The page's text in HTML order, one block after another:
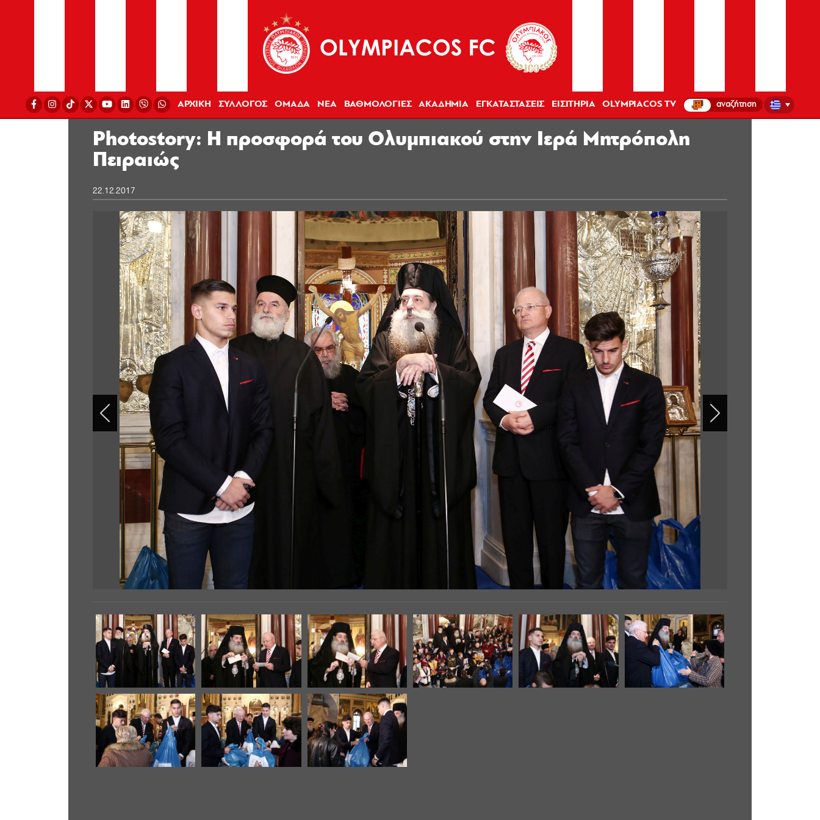
ΑΡΧΙΚΗ ΣΥΛΛΟΓΟΣ ΟΜΑΔΑ ΝΕΑ ΒΑΘΜΟΛΟΓΙΕΣ ΑΚΑΔΗΜΙΑ ΕΓΚΑΤΑΣΤΑΣΕΙΣ ΕΙΣΙΤΗΡΙΑ OLYMPIACOS TV
Photostory: Η προσφορά του Ολυμπιακού στην Ιερά Μητρόπολη
Πειραιώς
22.12.2017